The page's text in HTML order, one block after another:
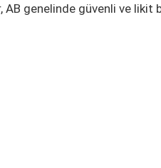
AB genelinde güvenli ve